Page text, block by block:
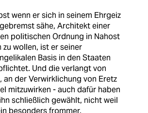
wenn er sich in seinem Ehrgeiz
sähe, Architekt einer
politischen Ordnung in Nahost
zu wollen, ist er seiner
Basis in den Staaten
Und die verlangt von
an der Verwirklichung von Eretz
mitzuwirken - auch dafür haben
schließlich gewählt, nicht weil
besonders frommer,